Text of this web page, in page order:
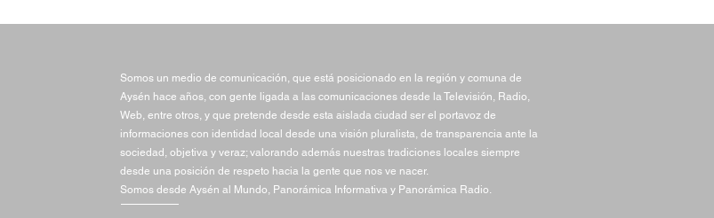
100 acciones por la
FOJI invita a participar del
Somos un medio de comunicación, que está posicionado en la región y comuna de
Aysén hace años, con gente ligada a las comunicaciones desde la Televisión, Radio,
Web, entre otros, y que pretende desde esta aislada ciudad ser el portavoz de
informaciones con identidad local desde una visión pluralista, de transparencia ante la
sociedad, objetiva y veraz; valorando además nuestras tradiciones locales siempre
desde una posición de respeto hacia la gente que nos ve nacer.
Somos desde Aysén al Mundo, Panorámica Informativa y Panorámica Radio.